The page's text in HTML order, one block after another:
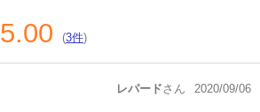
5.00 (3件)
レパードさん 2020/09/06